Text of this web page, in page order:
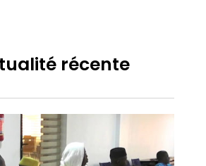
récente